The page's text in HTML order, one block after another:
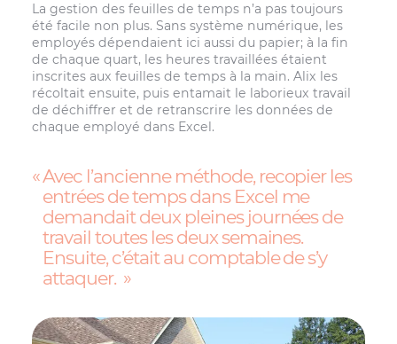
La gestion des feuilles de temps n’a pas toujours
été facile non plus. Sans système numérique, les
employés dépendaient ici aussi du papier; à la fin
de chaque quart, les heures travaillées étaient
inscrites aux feuilles de temps à la main. Alix les
récoltait ensuite, puis entamait le laborieux travail
de déchiffrer et de retranscrire les données de
chaque employé dans Excel.
Avec l’ancienne méthode, recopier les
entrées de temps dans Excel me
demandait deux pleines journées de
travail toutes les deux semaines.
Ensuite, c’était au comptable de s’y
attaquer.